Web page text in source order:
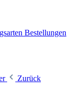
Bestellungen
Zurück